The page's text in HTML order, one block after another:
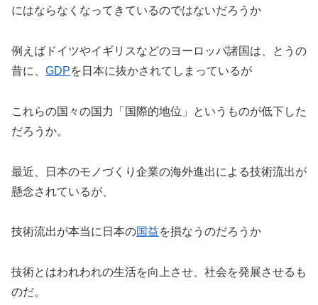
にはならなくなってきているのではないだろうか
例えばドイツやイギリスなどのヨーロッパ諸国は、とうの
昔に、 GDPを日本に抜かされてしまっているが
これらの国々の国力「国際的地位」というものが低下した
だろうか。
最近、日本のモノづくり企業の海外進出による技術流出が
懸念されているが、
技術流出が本当に日本の国益を損なうのだろうか
技術とはわれわれの生活を向上させ、社会を発展させるも
のだ。